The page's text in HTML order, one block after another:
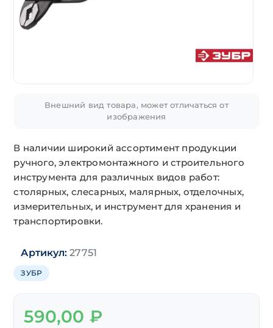
Внешний вид товара, может отличаться от
изображения
В наличии широкий ассортимент продукции
ручного, электромонтажного и строительного
инструмента для различных видов работ:
столярных, слесарных, малярных, отделочных,
измерительных, и инструмент для хранения и
транспортировки.
Артикул: 27751
ЗУБР
590,00 ₽